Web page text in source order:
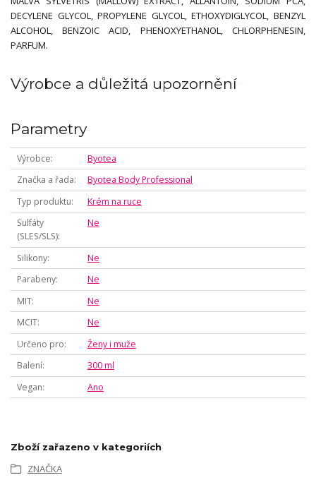
DECYLENE GLYCOL, PROPYLENE GLYCOL, ETHOXYDIGLYCOL, BENZYL
ALCOHOL, BENZOIC ACID, PHENOXYETHANOL, CHLORPHENESIN,
PARFUM.
Výrobce a důležitá upozornění
Parametry
Výrobce
Byotea
Značka a řada
Byotea Body Professional
Typ produktu
Krém na ruce
Sulfáty
(SLES/SLS)
Ne
Silikony
Ne
Parabeny
Ne
MIT
Ne
MCIT
Ne
Určeno pro
Ženy i muže
Balení
300 ml
Vegan
Ano
Zboží zařazeno v kategoriích
ZNAČKA